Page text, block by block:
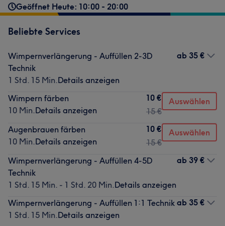
Geöffnet Heute: 10:00 - 20:00
Beliebte Services
Wimpernverlängerung - Auffüllen 2-3D
Technik
1 Std. 15 Min.Details anzeigen
ab 35 €
Wimpern färben
10 Min.Details anzeigen
10 €
15 €
Auswählen
Augenbrauen färben
10 Min.Details anzeigen
10 €
15 €
Auswählen
Wimpernverlängerung - Auffüllen 4-5D
Technik
1 Std. 15 Min. - 1 Std. 20 Min.Details anzeigen
ab 39 €
Wimpernverlängerung - Auffüllen 1:1 Technik
1 Std. 15 Min.Details anzeigen
ab 35 €